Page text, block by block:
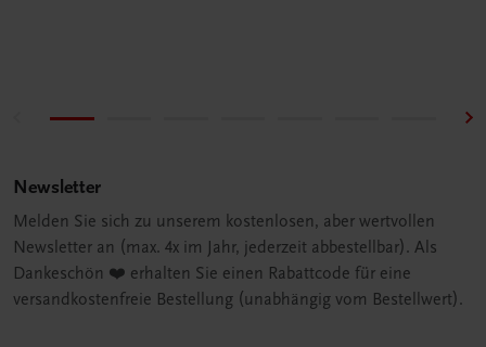
Newsletter
Melden Sie sich zu unserem kostenlosen, aber wertvollen
Newsletter an (max. 4x im Jahr, jederzeit abbestellbar). Als
Dankeschön ❤️ erhalten Sie einen Rabattcode für eine
versandkostenfreie Bestellung (unabhängig vom Bestellwert).